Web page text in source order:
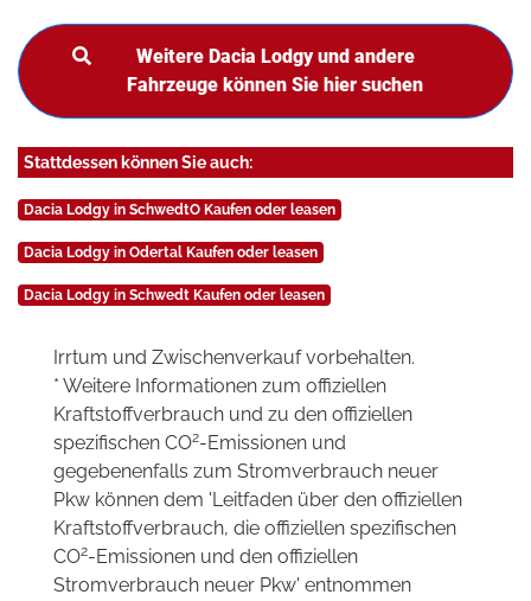
Weitere Dacia Lodgy und andere
Fahrzeuge können Sie hier suchen
Stattdessen können Sie auch:
Dacia Lodgy in SchwedtO Kaufen oder leasen
Dacia Lodgy in Odertal Kaufen oder leasen
Dacia Lodgy in Schwedt Kaufen oder leasen
Irrtum und Zwischenverkauf vorbehalten.
* Weitere Informationen zum offiziellen
Kraftstoffverbrauch und zu den offiziellen
spezifischen CO2-Emissionen und
gegebenenfalls zum Stromverbrauch neuer
Pkw können dem 'Leitfaden über den offiziellen
Kraftstoffverbrauch, die offiziellen spezifischen
CO2-Emissionen und den offiziellen
Stromverbrauch neuer Pkw' entnommen